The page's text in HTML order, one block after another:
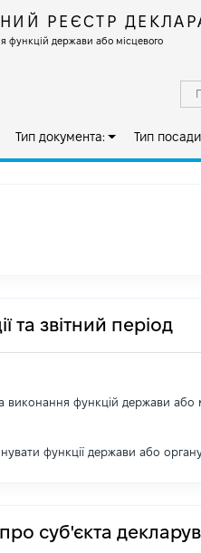
РЕЄСТР
функцій держави або місцевого
Тип документа: Тип
та звітний період
виконання функцій держави або
функції держави або
суб'єкта